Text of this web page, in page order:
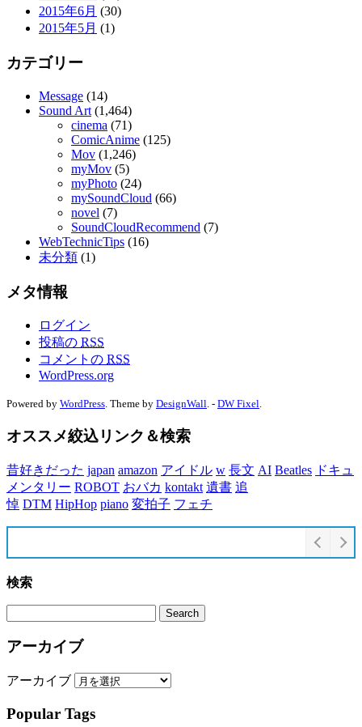
2015年6月 (30)
2015年5月 (1)
カテゴリー
Message (14)
Sound Art (1,464)
cinema (71)
ComicAnime (125)
Mov (1,246)
myMov (5)
myPhoto (24)
mySoundCloud (66)
novel (7)
SoundCloudRecommend (7)
WebTechnicTips (16)
未分類 (1)
メタ情報
ログイン
投稿の RSS
コメントの RSS
WordPress.org
Powered by WordPress. Theme by DesignWall. - DW Fixel.
オススメ絞込リンク＆検索
昔好きだった japan amazon アイドル w 長文 AI Beatles ドキュ
メンタリー ROBOT おバカ kontakt 遺書 追
悼 DTM HipHop piano 変拍子 フェチ
検索
アーカイブ
アーカイブ
Popular Tags